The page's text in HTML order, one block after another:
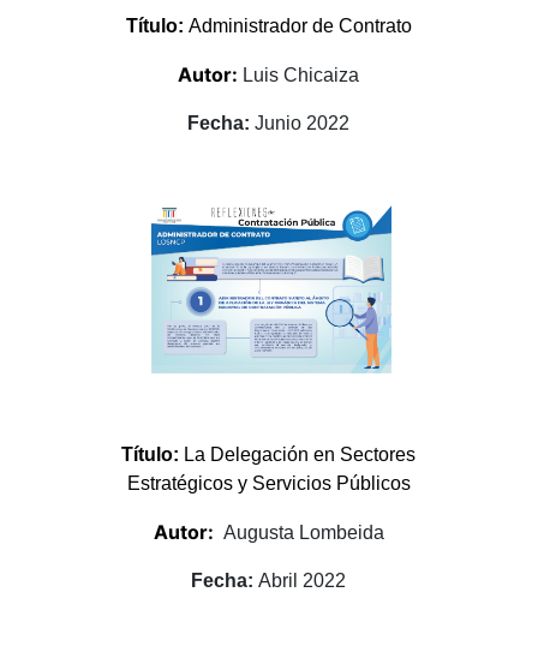
Título: Administrador de Contrato
Autor: Luis Chicaiza
Fecha: Junio 2022
Título: La Delegación en Sectores
Estratégicos y Servicios Públicos
Autor: Augusta Lombeida
Fecha: Abril 2022